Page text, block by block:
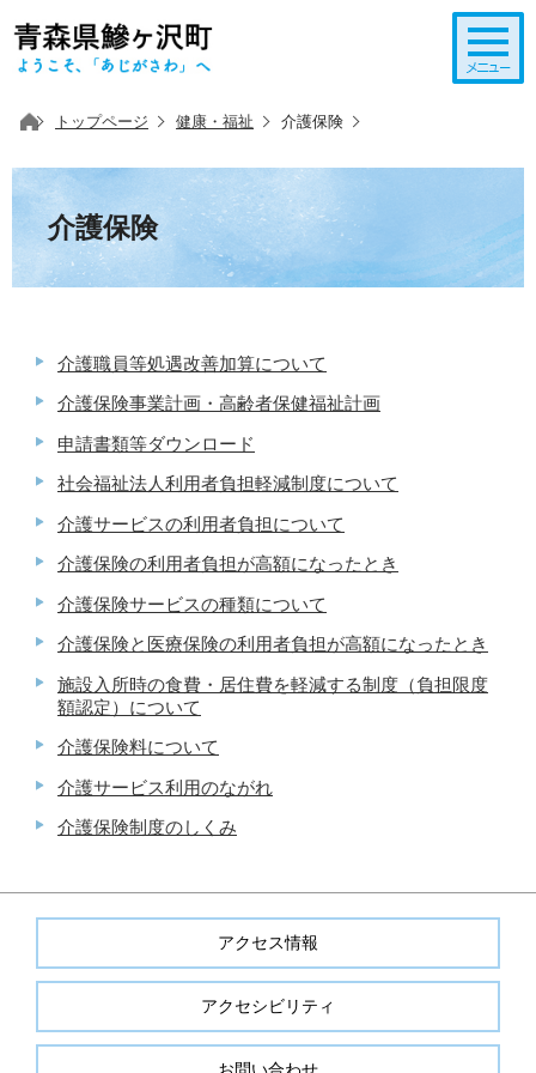
トップページ 健康・福祉 介護保険
介護保険
介護職員等処遇改善加算について
介護保険事業計画・高齢者保健福祉計画
申請書類等ダウンロード
社会福祉法人利用者負担軽減制度について
介護サービスの利用者負担について
介護保険の利用者負担が高額になったとき
介護保険サービスの種類について
介護保険と医療保険の利用者負担が高額になったとき
施設入所時の食費・居住費を軽減する制度（負担限度
額認定）について
介護保険料について
介護サービス利用のながれ
介護保険制度のしくみ
アクセス情報
アクセシビリティ